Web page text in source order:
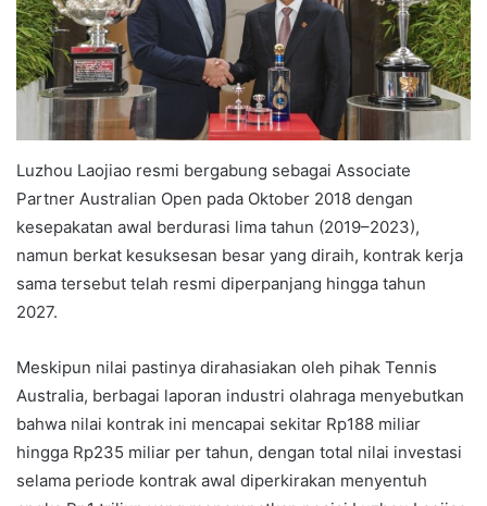
Luzhou Laojiao resmi bergabung sebagai Associate
Partner Australian Open pada Oktober 2018 dengan
kesepakatan awal berdurasi lima tahun (2019–2023),
namun berkat kesuksesan besar yang diraih, kontrak kerja
sama tersebut telah resmi diperpanjang hingga tahun
2027.
Meskipun nilai pastinya dirahasiakan oleh pihak Tennis
Australia, berbagai laporan industri olahraga menyebutkan
bahwa nilai kontrak ini mencapai sekitar Rp188 miliar
hingga Rp235 miliar per tahun, dengan total nilai investasi
selama periode kontrak awal diperkirakan menyentuh